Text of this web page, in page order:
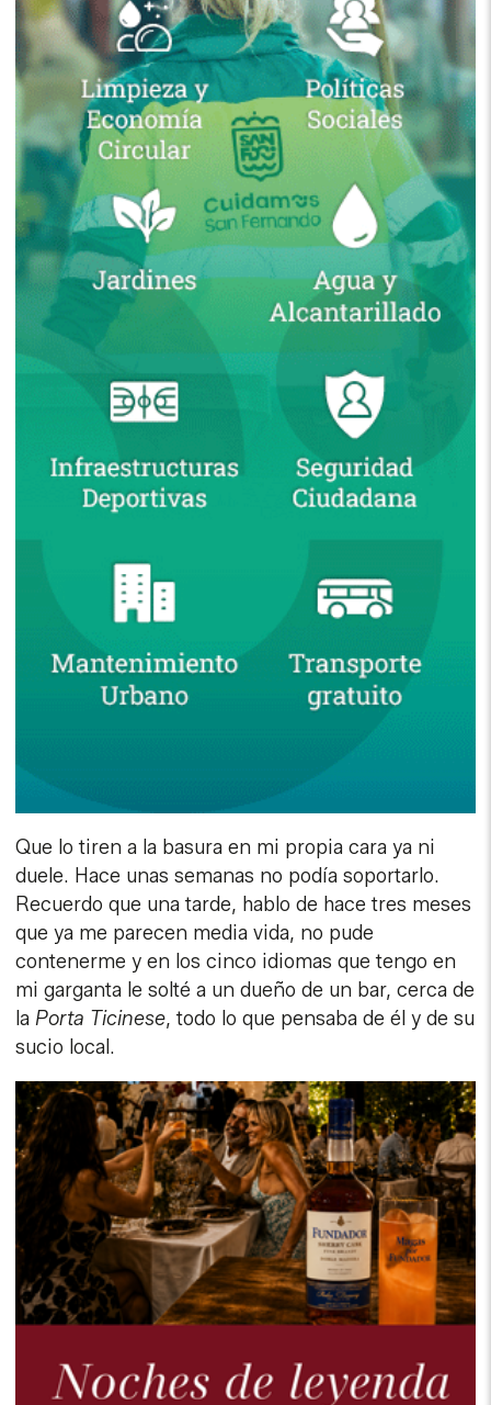
Que lo tiren a la basura en mi propia cara ya ni
duele. Hace unas semanas no podía soportarlo.
Recuerdo que una tarde, hablo de hace tres meses
que ya me parecen media vida, no pude
contenerme y en los cinco idiomas que tengo en
mi garganta le solté a un dueño de un bar, cerca de
laPorta Ticinese, todo lo que pensaba de él y de su
sucio local.